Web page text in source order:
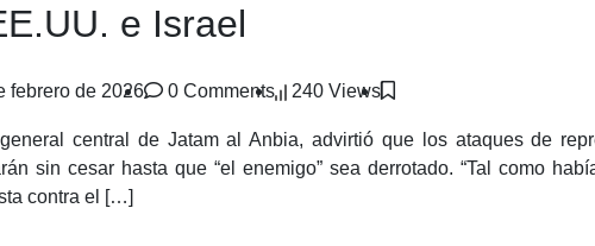
e Israel
febrero de 2026 0 Comments 240 Views
central de Jatam al Anbia, advirtió que los ataques de
sin cesar hasta que “el enemigo” sea derrotado. “Tal como
contra el […]